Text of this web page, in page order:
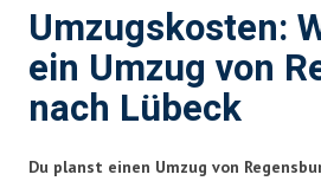
Umzugskosten:
ein Umzug von
nach Lübeck
Du planst einen Umzug von